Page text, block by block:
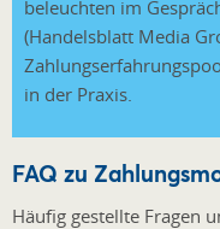
beleuchten im
(Handelsblatt Media
in der Praxis.
FAQ zu
Häufig gestellte Fragen